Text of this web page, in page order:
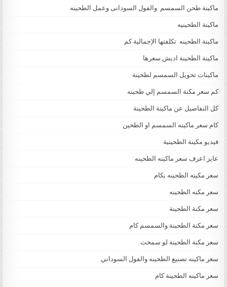
ماكينة طحن السمسم والفول السودانى وعمل الطحينه
ماكينة الطحينيه
ماكينة الطحينه تكلفتها الإجمالية كم
ماكينة الطحينة اديش سعرها
ماكينات تحويل السمسم لطحينة
كم سعر مكنة السمسم إلي طحينه
كل التفاصيل عن ماكينة الطحينة
كام سعر ماكينه السمسم او الطحين
فيديو مكينة الطحينية
عايز اعرف سعر ماكينه الطحينه
سعر مكينه الطحينه بكام
سعر مكنه الطحينه
سعر مكنة الطحينة
سعر مكنة الطحينة والسمسم كام
سعر مكنة الطحينة لو سمحت
سعر ماكينه تصنيع الطحينه والفول السوداني
سعر ماكينه الطحينة كام